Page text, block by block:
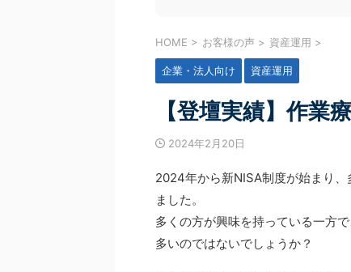
HOME > お客様の声 > 資産運用 >
企業・法人向け 資産運用
【登壇実績】作業
2024年2月20日
2024年から新NISA制度が始まり
ました。
多くの方が興味を持っている一方
多いのではないでしょうか？
家計管理にモヤモヤする」 そんな悩みをお
ありませんか？ 今回ご紹介するのは、家計
グラムを卒業された受講生様のリアルな声
人目のお子さまの誕生をきっかけに、「万
え」や「住宅購入」への漠然とした不安を
手を動かす」このプログラムを選んだの
合い方が変わったのか。 「家計 ...
のステップアップガイダン
わせて延べ1,700名を超える
ただきました！ お忙しい中
本当にありがとうございま
のセミナーでお伝えした内
ご紹介させてください。 1.
続きを